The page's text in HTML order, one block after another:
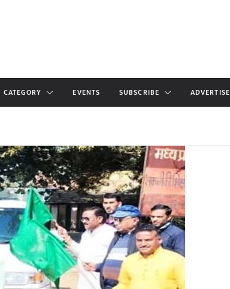
CATEGORY EVENTS SUBSCRIBE ADVERTISE